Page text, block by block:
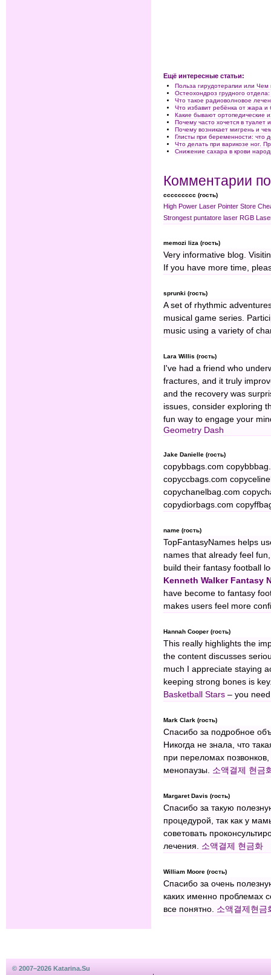
Ещё интересные статьи:
Польза гирудотерапии или Чем
Остеохондроз грудного
Что такое радиоволновое
Что избавит ребёнка от жара и
Какие бывают ортопедические
Почему часто хочется в туалет
Почему возникает мигрень и
Глисты при беременности: что
Что делать при варикозе ног.
Снижение сахара в крови
Комментарии
ccccccccc (гость)
High Power Laser Pointer Store
Strongest puntatore laser RGB
memozi liza (гость)
Very informative blog.
If you have more time,
sprunki (гость)
A set of rhythmic
musical game series.
music using a variety of
Lara Willis (гость)
I've had a friend who
fractures, and it truly
and the recovery was
issues, consider exploring
fun way to engage your
Geometry Dash
Jake Danielle (гость)
copybbags.com
copyccbags.com
copychanelbag.com
copydiorbags.com
name (гость)
TopFantasyNames helps
names that already feel
build their fantasy football
Kenneth Walker Fantasy
have become to fantasy
makes users feel more
Hannah Cooper (гость)
This really highlights the
the content discusses
much I appreciate staying
keeping strong bones is
Basketball Stars – you
Mark Clark (гость)
Спасибо за подробное
Никогда не знала, что
при переломах
менопаузы. 소액결제 현금
Margaret Davis (гость)
Спасибо за такую
процедурой, так как у
советовать
лечения. 소액결제 현금화
William Moore (гость)
Спасибо за очень
каких именно проблемах
все понятно. 소액결제현금
© 2007–2026 Katarina.Su